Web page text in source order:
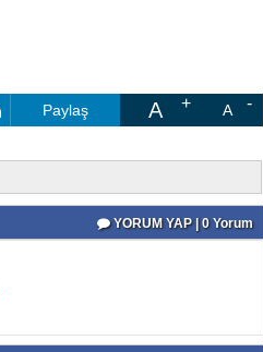
Paylaş A A
YORUM YAP | 0 Yorum